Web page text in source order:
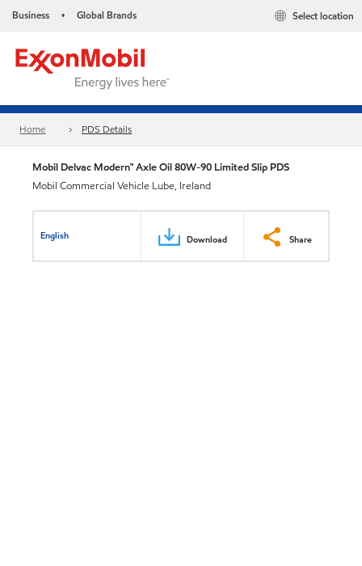
Business • Global Brands Select location
Home PDS Details
Mobil Delvac Modern™ Axle Oil 80W-90 Limited Slip PDS
Mobil Commercial Vehicle Lube, Ireland
English Download Share